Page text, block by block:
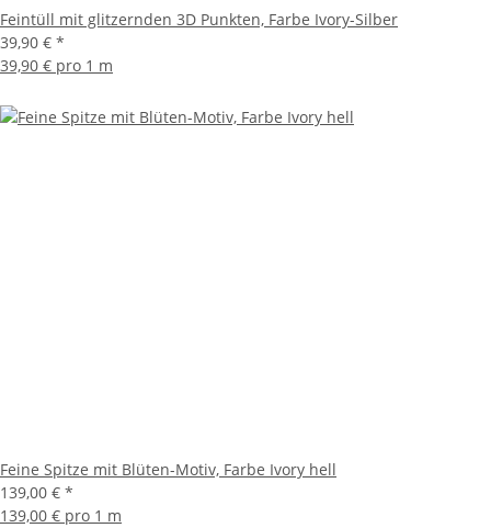
Feintüll mit glitzernden 3D Punkten, Farbe Ivory-Silber
39,90 € *
39,90 € pro 1 m
Feine Spitze mit Blüten-Motiv, Farbe Ivory hell
139,00 € *
139,00 € pro 1 m